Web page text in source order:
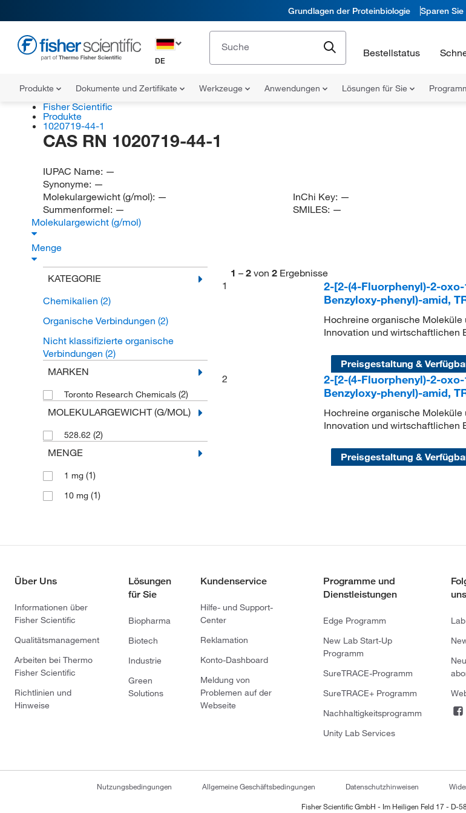
Grundlagen der Proteinbiologie Sparen
DE
Bestellstatus
Produkte Dokumente und Zertifikate Werkzeuge Anwendungen Lösungen für Sie
Fisher Scientific
Produkte
1020719-44-1
CAS RN 1020719-44-1
IUPAC Name: —
Synonyme: —
Molekulargewicht (g/mol): —
Summenformel: —
InChi Key: —
SMILES: —
Molekulargewicht (g/mol)
Menge
KATEGORIE
Chemikalien (2)
Organische Verbindungen (2)
Nicht klassifizierte organische
Verbindungen (2)
MARKEN
Toronto Research Chemicals (2)
MOLEKULARGEWICHT (G/MOL)
528.62 (2)
MENGE
1 mg (1)
10 mg (1)
1 – 2 von 2 Ergebnisse
1
2-[2-(4-Fluorphenyl)-2-
Benzyloxy-phenyl)-amid,
Hochreine organische
Innovation und wirtschaftlichen
Preisgestaltung &
2
2-[2-(4-Fluorphenyl)-2-
Benzyloxy-phenyl)-amid,
Hochreine organische
Innovation und wirtschaftlichen
Preisgestaltung &
Über Uns
Informationen über
Fisher Scientific
Qualitätsmanagement
Arbeiten bei Thermo
Fisher Scientific
Richtlinien und
Hinweise
Lösungen
für Sie
Biopharma
Biotech
Industrie
Green
Solutions
Kundenservice
Hilfe- und Support-
Center
Reklamation
Konto-Dashboard
Meldung von
Problemen auf der
Webseite
Programme und
Dienstleistungen
Edge Programm
New Lab Start-Up
Programm
SureTRACE-Programm
SureTRACE+ Programm
Nachhaltigkeitsprogramm
Unity Lab Services
uns
Nutzungsbedingungen Allgemeine Geschäftsbedingungen Datenschutzhinweisen
Fisher Scientific GmbH - Im Heiligen Feld 17 - D-